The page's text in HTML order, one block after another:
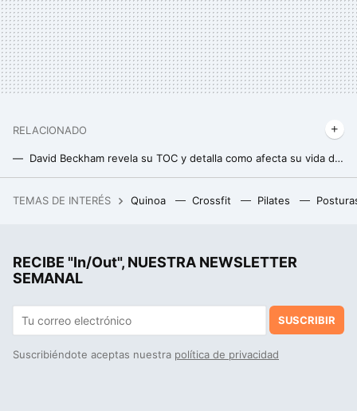
RELACIONADO
David Beckham revela su TOC y detalla como afecta su vida diaria
Acabó harto de freír huevos en el Landa. Ahora tiene en Burgos el único estrella Michelin ubicado en pleno Camino de Santiago
TEMAS DE INTERÉS Quinoa Crossfit Pilates
RECIBE "In/Out", NUESTRA NEWSLETTER
SEMANAL
SUSCRIBIR
Suscribiéndote aceptas nuestra política de privacidad